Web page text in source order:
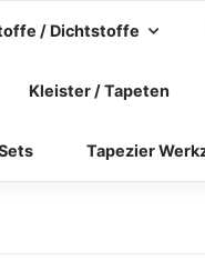
/ Dichtstoffe
Kleister / Tapeten
Tapezier